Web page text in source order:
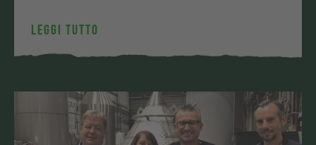
LEGGI TUTTO